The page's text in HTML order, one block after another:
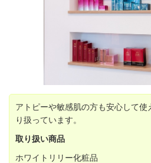
アトピーや敏感肌の方も安心して使
り扱っています。
取り扱い商品
ホワイトリリー化粧品